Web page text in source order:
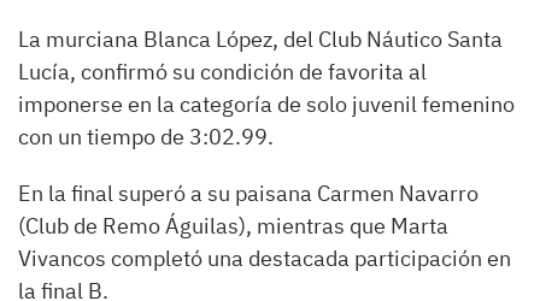
La murciana Blanca López, del Club Náutico Santa
Lucía, confirmó su condición de favorita al
imponerse en la categoría de solo juvenil femenino
con un tiempo de 3:02.99.
En la final superó a su paisana Carmen Navarro
(Club de Remo Águilas), mientras que Marta
Vivancos completó una destacada participación en
la final B.